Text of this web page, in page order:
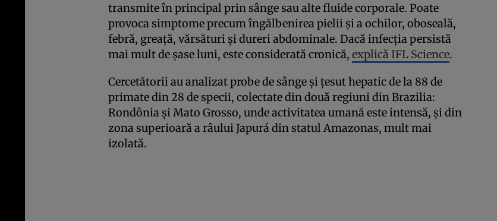
transmite în principal prin sânge sau alte fluide corporale. Poate
provoca simptome precum îngălbenirea pielii și a ochilor, oboseală,
febră, greață, vărsături și dureri abdominale. Dacă infecția persistă
mai mult de șase luni, este considerată cronică, explică IFL Science.
Cercetătorii au analizat probe de sânge și țesut hepatic de la 88 de
primate din 28 de specii, colectate din două regiuni din Brazilia:
Rondônia și Mato Grosso, unde activitatea umană este intensă, și din
zona superioară a râului Japurá din statul Amazonas, mult mai
izolată.